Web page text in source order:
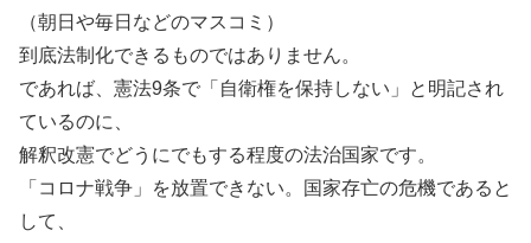
（朝日や毎日などのマスコミ）
到底法制化できるものではありません。
であれば、憲法9条で「自衛権を保持しない」と明記され
ているのに、
解釈改憲でどうにでもする程度の法治国家です。
「コロナ戦争」を放置できない。国家存亡の危機であると
して、